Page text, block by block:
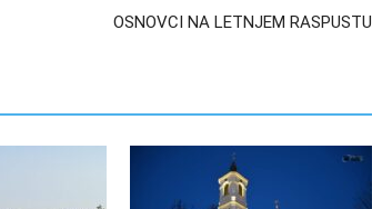
OSNOVCI NA LETNJEM RASPUSTU